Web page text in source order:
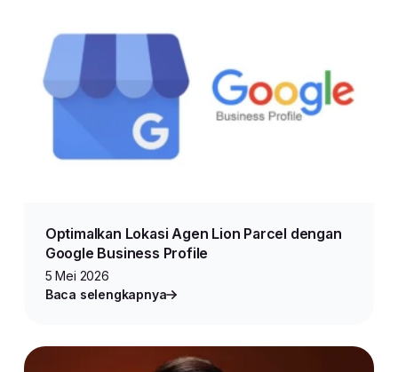
Optimalkan Lokasi Agen Lion Parcel dengan
Google Business Profile
5 Mei 2026
Baca selengkapnya